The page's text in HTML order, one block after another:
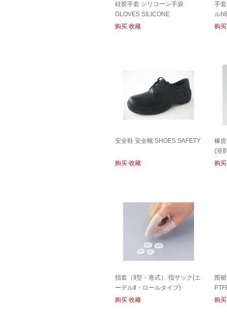
硅胶手套 シリコーン手袋
GLOVES SILICONE
购买 收藏
手
ル
购买
安全鞋 安全靴 SHOES SAFETY
购买 收藏
橡
(溶
购买
指套（Ⅱ型・卷式） 指サック(エ
ーデルⅡ・ロールタイプ)
FINGER COT
购买 收藏
围
购买